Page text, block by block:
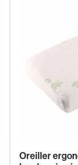
Oreiller